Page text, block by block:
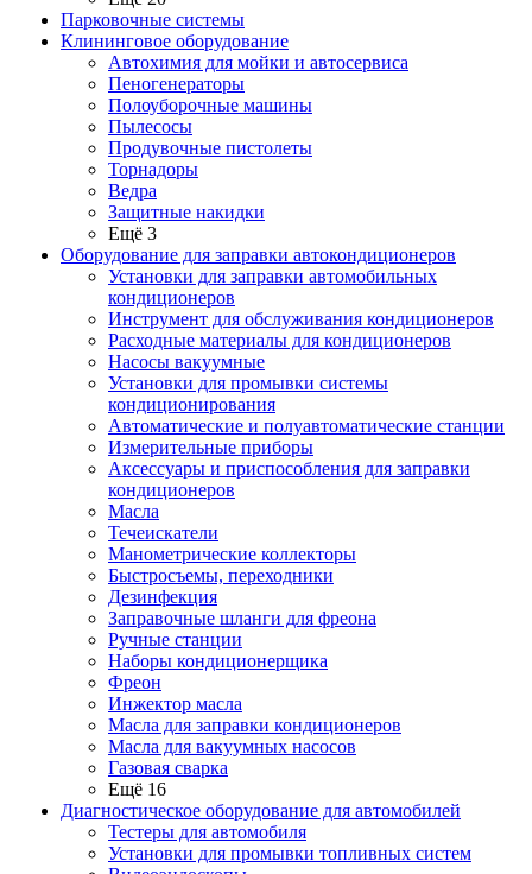
Парковочные системы
Клининговое оборудование
Автохимия для мойки и автосервиса
Пеногенераторы
Полоуборочные машины
Пылесосы
Продувочные пистолеты
Торнадоры
Ведра
Защитные накидки
Ещё 3
Оборудование для заправки автокондиционеров
Установки для заправки автомобильных
кондиционеров
Инструмент для обслуживания кондиционеров
Расходные материалы для кондиционеров
Насосы вакуумные
Установки для промывки системы
кондиционирования
Автоматические и полуавтоматические станции
Измерительные приборы
Аксессуары и приспособления для заправки
кондиционеров
Масла
Течеискатели
Манометрические коллекторы
Быстросъемы, переходники
Дезинфекция
Заправочные шланги для фреона
Ручные станции
Наборы кондиционерщика
Фреон
Инжектор масла
Масла для заправки кондиционеров
Масла для вакуумных насосов
Газовая сварка
Ещё 16
Диагностическое оборудование для автомобилей
Тестеры для автомобиля
Установки для промывки топливных систем